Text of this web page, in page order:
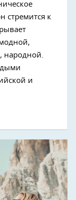
стремится к
народной.
и